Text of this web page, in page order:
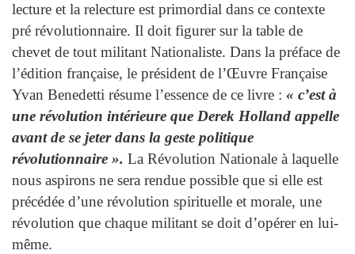
lecture et la relecture est primordial dans ce contexte
pré révolutionnaire. Il doit figurer sur la table de
chevet de tout militant Nationaliste. Dans la préface de
l’édition française, le président de l’Œuvre Française
Yvan Benedetti résume l’essence de ce livre : « c’est à
une révolution intérieure que Derek Holland appelle
avant de se jeter dans la geste politique
révolutionnaire ». La Révolution Nationale à laquelle
nous aspirons ne sera rendue possible que si elle est
précédée d’une révolution spirituelle et morale, une
révolution que chaque militant se doit d’opérer en lui-
même.